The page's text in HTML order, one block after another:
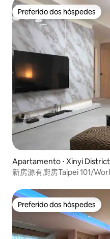
Preferido dos hóspedes
Preferido dos hóspedes
Apartamento ⋅ Xinyi District
新房源有廚房Taipei 101/
Preferido dos hóspedes
Preferido dos hóspedes